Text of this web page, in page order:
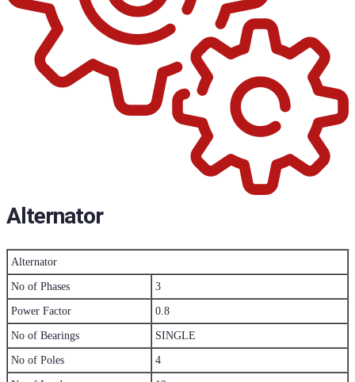
Alternator
Alternator
No of Phases 3
Power Factor 0.8
No of Bearings SINGLE
No of Poles 4